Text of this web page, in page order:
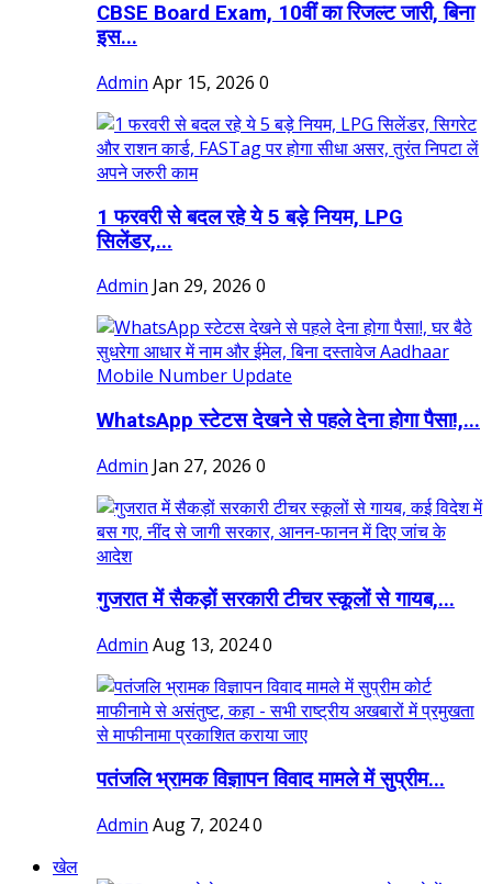
CBSE Board Exam, 10वीं का रिजल्ट जारी, बिना
इस...
Admin Apr 15, 2026 0
1 फरवरी से बदल रहे ये 5 बड़े नियम, LPG
सिलेंडर,...
Admin Jan 29, 2026 0
WhatsApp स्टेटस देखने से पहले देना होगा पैसा!,...
Admin Jan 27, 2026 0
गुजरात में सैकड़ों सरकारी टीचर स्कूलों से गायब,...
Admin Aug 13, 20240
पतंजलि भ्रामक विज्ञापन विवाद मामले में सुप्रीम...
Admin Aug 7, 20240
खेल